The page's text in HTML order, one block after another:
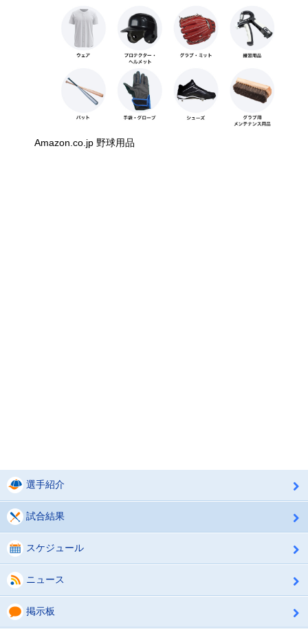
Amazon.co.jp 野球用品
選手紹介
試合結果
スケジュール
ニュース
掲示板